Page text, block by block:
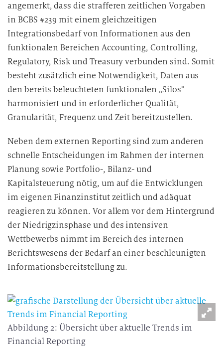
angemerkt, dass die strafferen zeitlichen Vorgaben
in BCBS #239 mit einem gleichzeitigen
Integrationsbedarf von Informationen aus den
funktionalen Bereichen Accounting, Controlling,
Regulatory, Risk und Treasury verbunden sind. Somit
besteht zusätzlich eine Notwendigkeit, Daten aus
den bereits beleuchteten funktionalen „Silos“
harmonisiert und in erforderlicher Qualität,
Granularität, Frequenz und Zeit bereitzustellen.
Neben dem externen Reporting sind zum anderen
schnelle Entscheidungen im Rahmen der internen
Planung sowie Portfolio-, Bilanz- und
Kapitalsteuerung nötig, um auf die Entwicklungen
im eigenen Finanzinstitut zeitlich und adäquat
reagieren zu können. Vor allem vor dem Hintergrund
der Niedrigzinsphase und des intensiven
Wettbewerbs nimmt im Bereich des internen
Berichtswesens der Bedarf an einer beschleunigten
Informationsbereitstellung zu.
Abbildung 2: Übersicht über aktuelle Trends im
Financial Reporting